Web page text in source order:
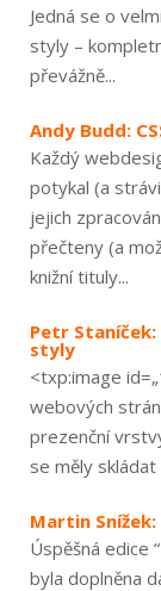
Jedná se o
styly –
převážně...
Andy Budd:
Každý
potykal (a
jejich
přečteny (a
knižní tituly...
Petr
styly
<txp:image
webových
prezenční
se měly skládat
Martin Snížek:
Úspěšná edice
byla doplněna